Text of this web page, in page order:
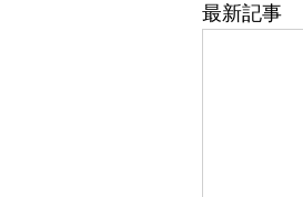
最新記事